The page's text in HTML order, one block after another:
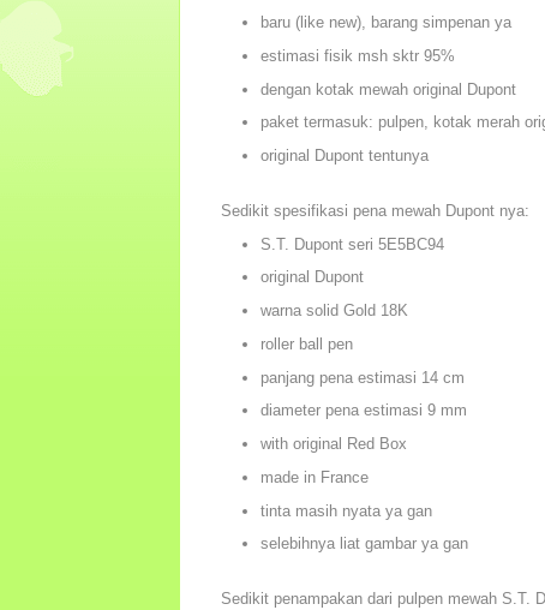
baru (like new), barang simpenan ya
estimasi fisik msh sktr 95%
dengan kotak mewah original Dupont
paket termasuk: pulpen, kotak merah
original Dupont tentunya
Sedikit spesifikasi pena mewah Dupont nya:
S.T. Dupont seri 5E5BC94
original Dupont
warna solid Gold 18K
roller ball pen
panjang pena estimasi 14 cm
diameter pena estimasi 9 mm
with original Red Box
made in France
tinta masih nyata ya gan
selebihnya liat gambar ya gan
Sedikit penampakan dari pulpen mewah S.T.